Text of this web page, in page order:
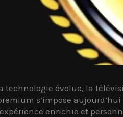
technologie évolue, la
premium s’impose
enrichie et